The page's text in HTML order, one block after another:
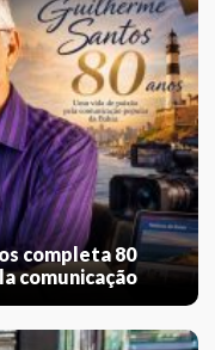
completa 80
comunicação